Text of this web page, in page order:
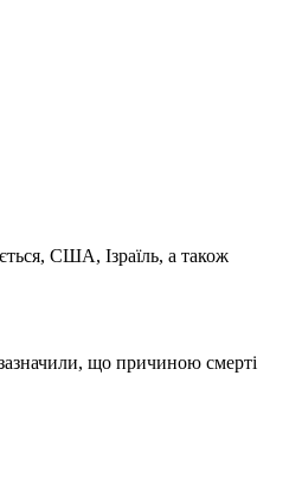
США, Ізраїль, а також
що причиною смерті